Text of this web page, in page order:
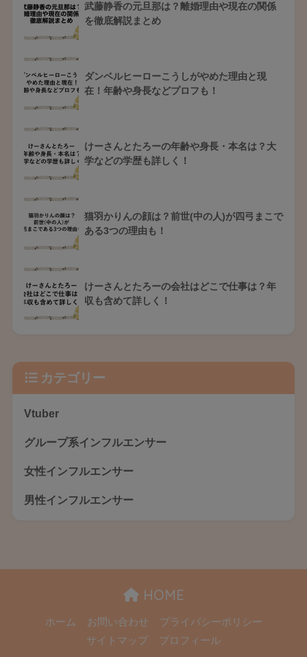
武藤静香の元旦那は？離婚理由や現在の関係
を徹底解説まとめ
ダンベルヒーローこうしがやめた理由と現
在！年齢や身長などプロフも！
けーさんとたろーの年齢や身長・本名は？大
学などの学歴も詳しく！
猫羽かりんの顔は？前世(中の人)が四弓まこで
ある3つの理由も！
けーさんとたろーの会社はどこで仕事は？年
収も含めて詳しく！
カテゴリー
Vtuber
グループ系インフルエンサー
女性インフルエンサー
男性インフルエンサー
HOME
ホーム お問い合わせ
プライバシーポリシー
サイトマップ
プロフィール